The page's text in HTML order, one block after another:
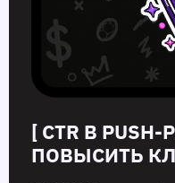
[ CTR В
ПОВЫСИТЬ